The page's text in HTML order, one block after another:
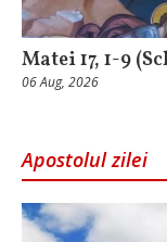
Matei 17, 1-9
06 Aug, 2026
Apostolul zilei